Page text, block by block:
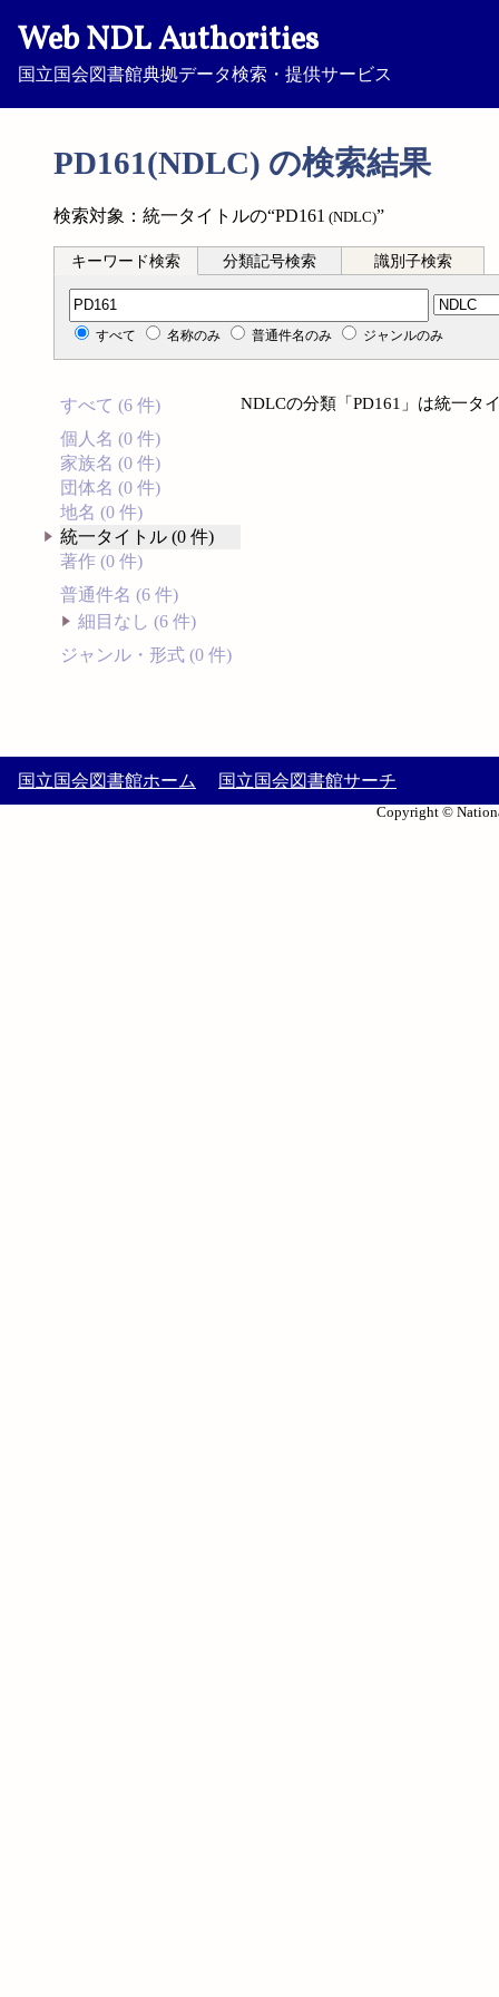
Web NDL Authorities
国立国会図書館典拠データ検索・提供サービス
PD161(NDLC) の検索結果
検索対象：統一タイトルの“PD161 (NDLC)”
キーワード検索 分類記号検索 識別子検索
分類記号検索
すべて 名称のみ 普通件名のみ ジャンルのみ
すべて (6 件)
個人名 (0 件)
家族名 (0 件)
団体名 (0 件)
地名 (0 件)
統一タイトル (0 件)
著作 (0 件)
普通件名 (6 件)
細目なし (6 件)
ジャンル・形式 (0 件)
NDLCの分類「PD161」は統一タ
国立国会図書館ホーム 国立国会図書館サーチ
Copyright ©